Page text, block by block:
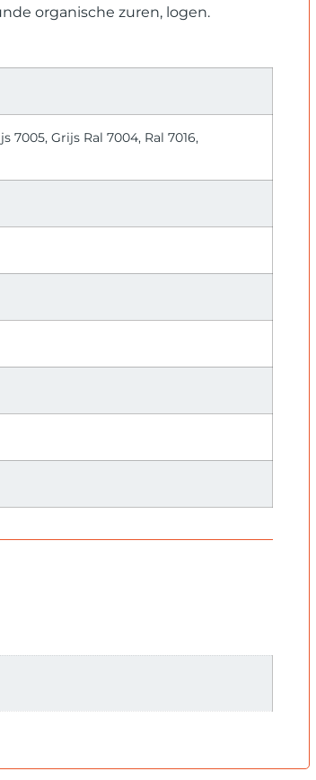
organische zuren, logen.
7005, Grijs Ral 7004, Ral 7016,